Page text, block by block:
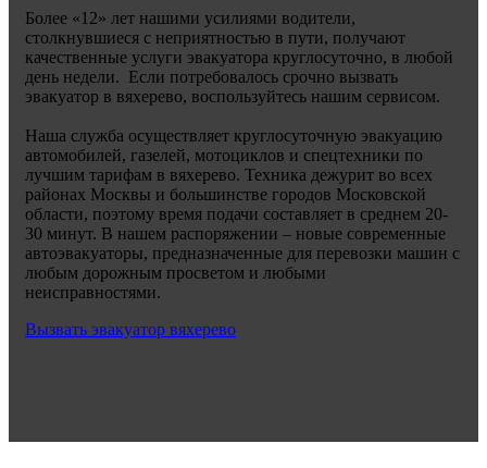
Более «12» лет нашими усилиями водители,
столкнувшиеся с неприятностью в пути, получают
качественные услуги эвакуатора круглосуточно, в любой
день недели. Если потребовалось срочно вызвать
эвакуатор в вяхерево, воспользуйтесь нашим сервисом.
Наша служба осуществляет круглосуточную эвакуацию
автомобилей, газелей, мотоциклов и спецтехники по
лучшим тарифам в вяхерево. Техника дежурит во всех
районах Москвы и большинстве городов Московской
области, поэтому время подачи составляет в среднем 20-
30 минут. В нашем распоряжении – новые современные
автоэвакуаторы, предназначенные для перевозки машин с
любым дорожным просветом и любыми
неисправностями.
Вызвать эвакуатор вяхерево